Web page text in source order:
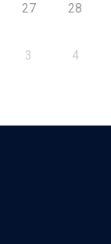
27 28
3 4